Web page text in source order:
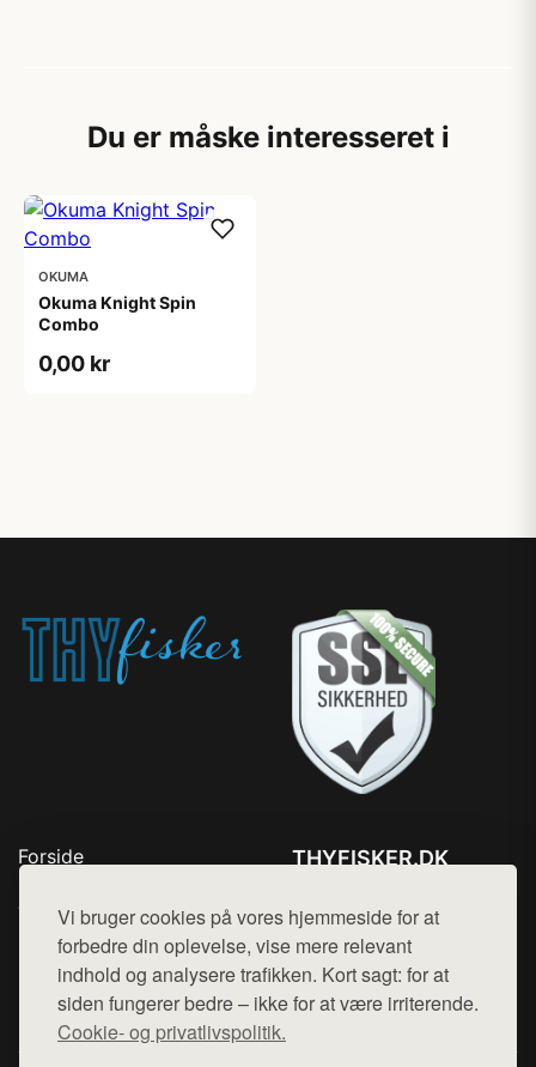
Vi bruger cookies på vores hjemmeside for at
forbedre din oplevelse, vise mere relevant
indhold og analysere trafikken. Kort sagt: for at
siden fungerer bedre – ikke for at være irriterende.
Cookie- og privatlivspolitik.
Du er måske interesseret i
OKUMA
Okuma Knight Spin
Combo
0,00 kr
Forside
Top Rabatter
Kontakt
THYFISKER.DK
Mail: hej@want.dk
Cookie- og privatlivspolitik